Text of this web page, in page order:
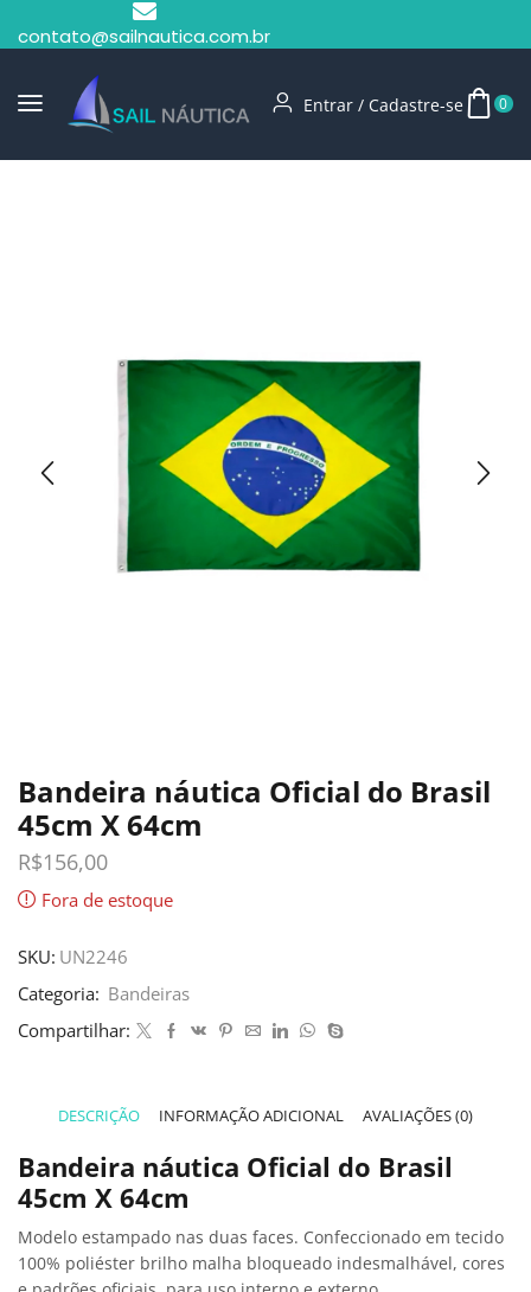
contato@sailnautica.com.br
Entrar / Cadastre-se 0
Bandeira náutica Oficial do Brasil
45cm X 64cm
R$156,00
Fora de estoque
SKU: UN2246
Categoria: Bandeiras
Compartilhar:
DESCRIÇÃO INFORMAÇÃO ADICIONAL AVALIAÇÕES (0)
Bandeira náutica Oficial do Brasil
45cm X 64cm
Modelo estampado nas duas faces. Confeccionado em tecido
100% poliéster brilho malha bloqueado indesmalhável, cores